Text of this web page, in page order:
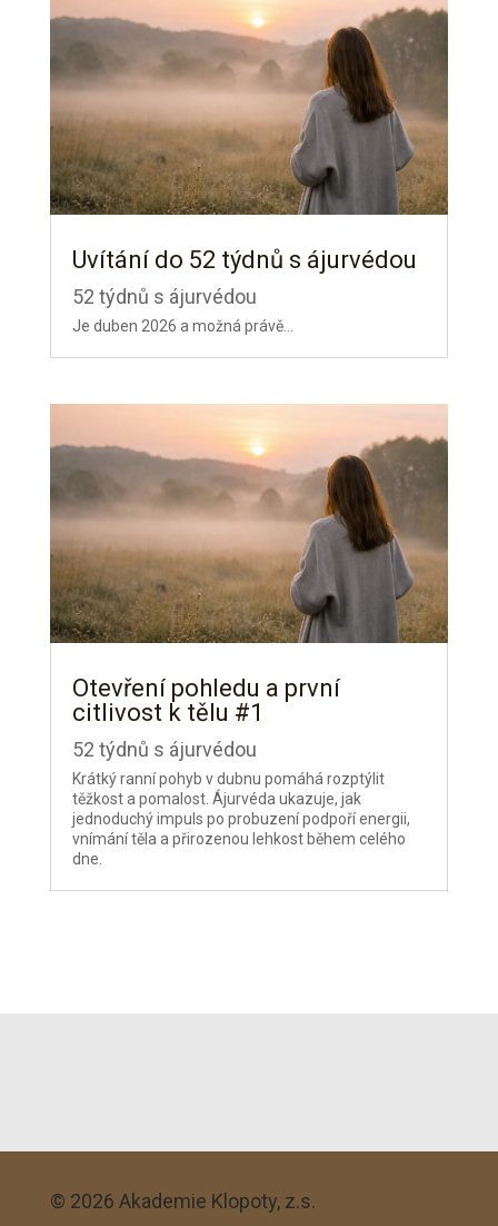
Uvítání do 52 týdnů s ájurvédou
52 týdnů s ájurvédou
Je duben 2026 a možná právě...
Otevření pohledu a první
citlivost k tělu #1
52 týdnů s ájurvédou
Krátký ranní pohyb v dubnu pomáhá rozptýlit
těžkost a pomalost. Ájurvéda ukazuje, jak
jednoduchý impuls po probuzení podpoří energii,
vnímání těla a přirozenou lehkost během celého
dne.
© 2026 Akademie Klopoty, z.s.